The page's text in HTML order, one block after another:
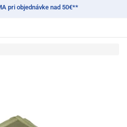
pri objednávke nad 50€**